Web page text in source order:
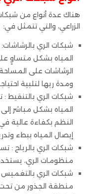
هناك عدة أنواع من
الزراعي، والتي تتمثل في:
شبكات الري
المياه بشكل متساوٍ
الرشاشات على
ومدة ريها لتلبية
شبكات الري بالتنقيط
المياه بشكل مباشر
النظم بكفاءة عالية
إيصال المياه ببطء
شبكات الري بالرياح :
منظومات الري،
شبكات الري بالتغميس
منطقة الجذور من تحت